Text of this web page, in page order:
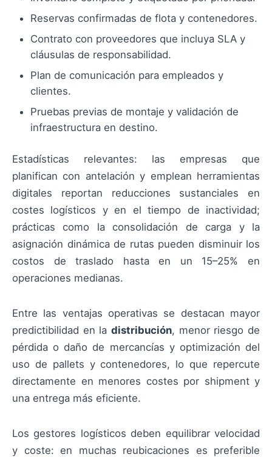
Reservas confirmadas de flota y contenedores.
Contrato con proveedores que incluya SLA y
cláusulas de responsabilidad.
Plan de comunicación para empleados y
clientes.
Pruebas previas de montaje y validación de
infraestructura en destino.
Estadísticas relevantes: las empresas que
planifican con antelación y emplean herramientas
digitales reportan reducciones sustanciales en
costes logísticos y en el tiempo de inactividad;
prácticas como la consolidación de carga y la
asignación dinámica de rutas pueden disminuir los
costos de traslado hasta en un 15–25% en
operaciones medianas.
Entre las ventajas operativas se destacan mayor
predictibilidad en la distribución, menor riesgo de
pérdida o daño de mercancías y optimización del
uso de pallets y contenedores, lo que repercute
directamente en menores costes por shipment y
una entrega más eficiente.
Los gestores logísticos deben equilibrar velocidad
y coste: en muchas reubicaciones es preferible